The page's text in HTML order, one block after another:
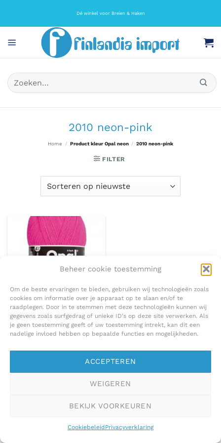
Beheer cookie toestemming
Om de beste ervaringen te bieden, gebruiken wij technologieën zoals
cookies om informatie over je apparaat op te slaan en/of te
raadplegen. Door in te stemmen met deze technologieën kunnen wij
gegevens zoals surfgedrag of unieke ID's op deze site verwerken. Als
je geen toestemming geeft of uw toestemming intrekt, kan dit een
nadelige invloed hebben op bepaalde functies en mogelijkheden.
ACCEPTEREN
WEIGEREN
BEKIJK VOORKEUREN
CookiebeleidPrivacyverklaring
Dé winkel voor Breien & Haken
Zoeken
naar:
2010 neon-pink
Home / Product kleur Opal neon / 2010 neon-pink
FILTER
Opal Neon sokkenwol
€8,50